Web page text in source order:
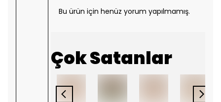
Bu ürün için henüz yorum yapılmamış.
Çok Satanlar